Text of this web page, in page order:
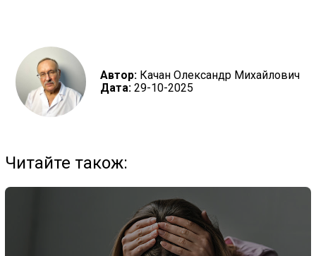
Автор: Качан Олександр Михайлович
Дата:29-10-2025
Читайте також: